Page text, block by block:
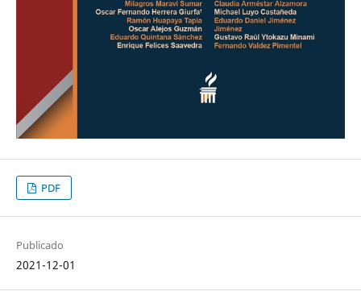
PDF
Publicado
2021-12-01